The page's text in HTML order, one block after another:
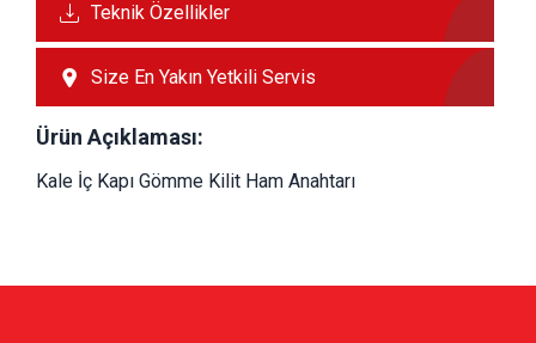
Teknik Özellikler
Size En Yakın Yetkili Servis
Ürün Açıklaması:
Kale İç Kapı Gömme Kilit Ham Anahtarı